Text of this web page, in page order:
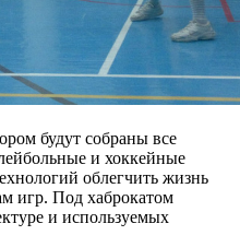
будут собраны все
и хоккейные
облегчить жизнь
игр. Под хаброкатом
и используемых